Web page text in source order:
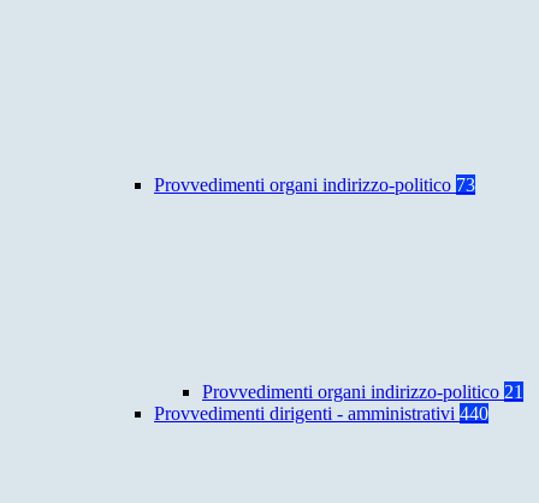
Provvedimenti organi indirizzo-politico 73
Provvedimenti organi indirizzo-politico 21
Provvedimenti dirigenti - amministrativi 440